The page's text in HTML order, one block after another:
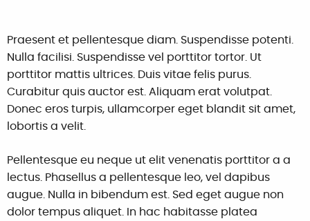
Praesent et pellentesque diam. Suspendisse potenti.
Nulla facilisi. Suspendisse vel porttitor tortor. Ut
porttitor mattis ultrices. Duis vitae felis purus.
Curabitur quis auctor est. Aliquam erat volutpat.
Donec eros turpis, ullamcorper eget blandit sit amet,
lobortis a velit.
Pellentesque eu neque ut elit venenatis porttitor a a
lectus. Phasellus a pellentesque leo, vel dapibus
augue. Nulla in bibendum est. Sed eget augue non
dolor tempus aliquet. In hac habitasse platea